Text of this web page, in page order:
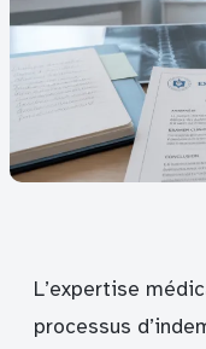
L’expertise
processus